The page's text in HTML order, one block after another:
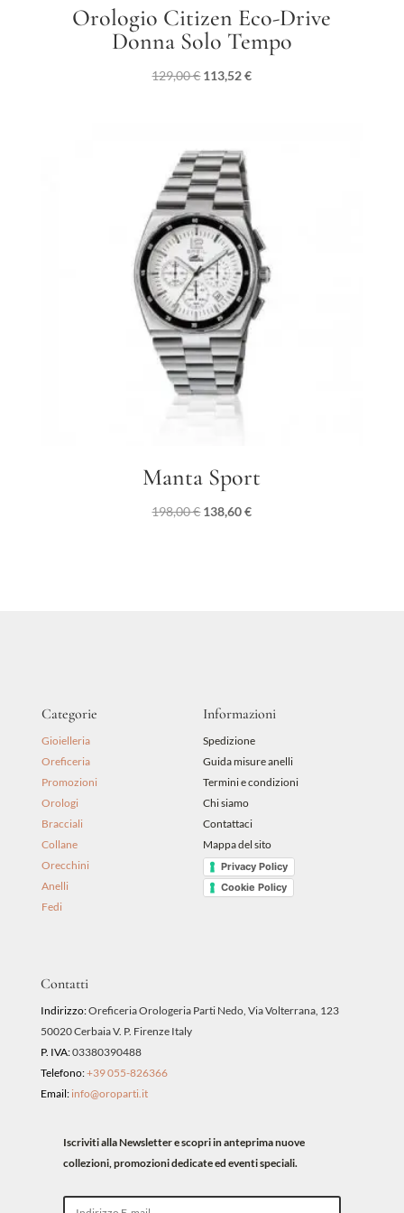
Orologio Citizen Eco-Drive
Donna Solo Tempo
129,00€ Il
129,00 €.
113,52€Il
Manta Sport
198,00€ Il
138,60€Il
Categorie
Gioielleria
Oreficeria
Promozioni
Orologi
Bracciali
Collane
Orecchini
Anelli
Fedi
Informazioni
Spedizione
Guida misure anelli
Termini e condizioni
Chi siamo
Contattaci
Mappa del sito
Privacy Policy
Cookie Policy
Contatti
Indirizzo:Oreficeria Orologeria Parti Nedo, Via Volterrana, 123
50020 Cerbaia V. P. Firenze Italy
P. IVA:03380390488
Telefono:+39 055-826366
Email: info@oroparti.it
Iscriviti alla Newsletter e scopri in anteprima nuove
collezioni, promozioni dedicate ed eventi speciali.